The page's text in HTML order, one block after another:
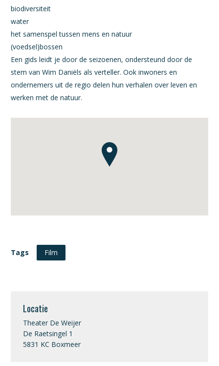
biodiversiteit
water
het samenspel tussen mens en natuur
(voedsel)bossen
Een gids leidt je door de seizoenen, ondersteund door de
stem van Wim Daniëls als verteller. Ook inwoners en
ondernemers uit de regio delen hun verhalen over leven en
werken met de natuur.
Tags Film
Locatie
Theater De Weijer
De Raetsingel 1
5831 KC Boxmeer